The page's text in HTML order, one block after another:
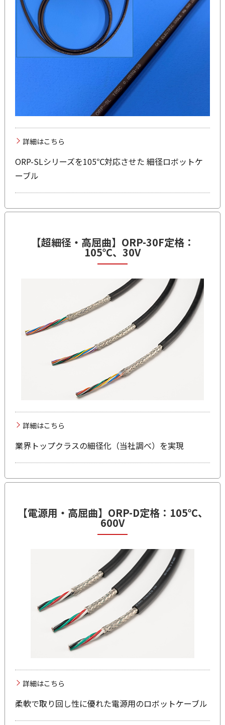
詳細はこちら
ORP-SLシリーズを105℃対応させた 細径ロボットケ
ーブル
【超細径・高屈曲】 ORP-30F定格：
105℃、30V
詳細はこちら
業界トップクラスの細径化（当社調べ）を実現
【電源用・高屈曲】 ORP-D定格：105℃、
600V
詳細はこちら
柔軟で取り回し性に優れた電源用のロボットケーブル